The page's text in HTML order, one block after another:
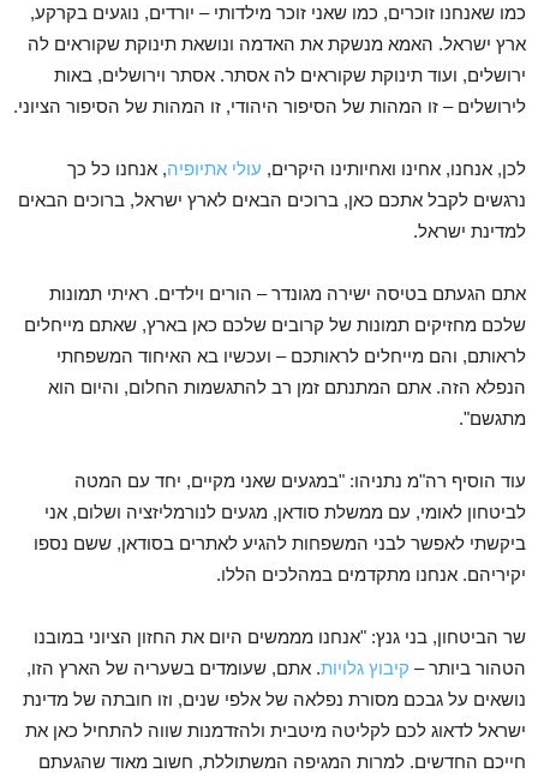
כמו שאנחנו זוכרים, כמו שאני זוכר מילדותי – יורדים, נוגעים בקרקע,
ארץ ישראל. האמא מנשקת את האדמה ונושאת תינוקת שקוראים לה
ירושלים, ועוד תינוקת שקוראים לה אסתר. אסתר וירושלים, באות
לירושלים – זו המהות של הסיפור היהודי, זו המהות של הסיפור הציוני.
לכן, אנחנו, אחינו ואחיותינו היקרים, עולי אתיופיה, אנחנו כל כך
נרגשים לקבל אתכם כאן, ברוכים הבאים לארץ ישראל, ברוכים הבאים
למדינת ישראל.
אתם הגעתם בטיסה ישירה מגונדר – הורים וילדים. ראיתי תמונות
שלכם מחזיקים תמונות של קרובים שלכם כאן בארץ, שאתם מייחלים
לראותם, והם מייחלים לראותכם – ועכשיו בא האיחוד המשפחתי
הנפלא הזה. אתם המתנתם זמן רב להתגשמות החלום, והיום הוא
מתגשם".
עוד הוסיף רה"מ נתניהו: "במגעים שאני מקיים, יחד עם המטה
לביטחון לאומי, עם ממשלת סודאן, מגעים לנורמליזציה ושלום, אני
ביקשתי לאפשר לבני המשפחות להגיע לאתרים בסודאן, ששם נספו
יקיריהם. אנחנו מתקדמים במהלכים הללו.
שר הביטחון, בני גנץ: "אנחנו מממשים היום את החזון הציוני במובנו
הטהור ביותר – קיבוץ גלויות. אתם, שעומדים בשעריה של הארץ הזו,
נושאים על גבכם מסורת נפלאה של אלפי שנים, וזו חובתה של מדינת
ישראל לדאוג לכם לקליטה מיטבית ולהזדמנות שווה להתחיל כאן את
חייכם החדשים. למרות המגיפה המשתוללת, חשוב מאוד שהגעתם